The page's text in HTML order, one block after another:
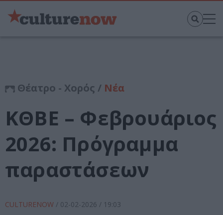
Θέατρο - Χορός / Νέα
ΚΘΒΕ – Φεβρουάριος
2026: Πρόγραμμα
παραστάσεων
CULTURENOW / 02-02-2026 / 19:03